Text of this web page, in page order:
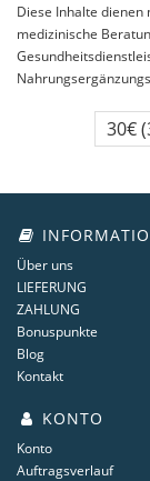
Diese Inhalte dienen
medizinische
30€
Über uns
LIEFERUNG
ZAHLUNG
Bonuspunkte
Blog
Kontakt
KONTO
Konto
Auftragsverlauf